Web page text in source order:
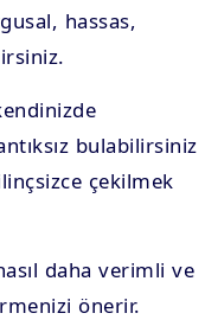
hassas,
bulabilirsiniz
çekilmek
daha verimli ve
önerir.